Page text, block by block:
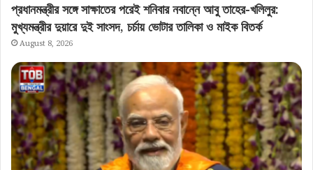
প্রধানমন্ত্রীর সঙ্গে সাক্ষাতের পরেই শনিবার নবান্নে আবু তাহের-খলিলুর:
মুখ্যমন্ত্রীর দুয়ারে দুই সাংসদ, চর্চায় ভোটার তালিকা ও মাইক বিতর্ক
August 8, 2026